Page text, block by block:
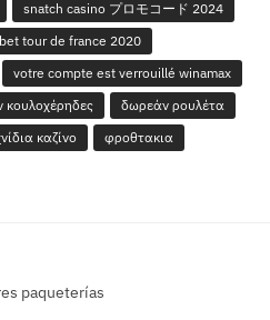
snatch casino プロモコード 2024
tour de france 2020
votre compte est verrouillé winamax
κουλοχέρηδες
δωρεάν ρουλέτα
καζίνο
φροθτακια
paqueterías